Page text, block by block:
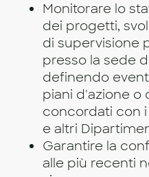
Monitorare lo
dei progetti,
di supervisione
presso la sede
definendo
piani d'azione o
concordati con
e altri
Garantire la
alle più recenti